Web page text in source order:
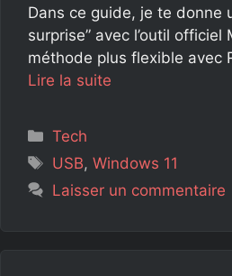
Dans ce guide, je te donne
surprise” avec l’outil
méthode plus flexible avec
Lire la suite
Catégories
Tech
Étiquettes
USB,Windows 11
Laisser un commentaire